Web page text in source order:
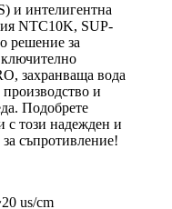
и интелигентна
NTC10K, SUP-
решение за
захранваща вода
и
Подобрете
с този надежден и
съпротивление!
us/cm